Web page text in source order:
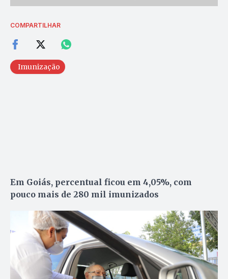
COMPARTILHAR
Imunização
Em Goiás, percentual ficou em 4,05%, com
pouco mais de 280 mil imunizados